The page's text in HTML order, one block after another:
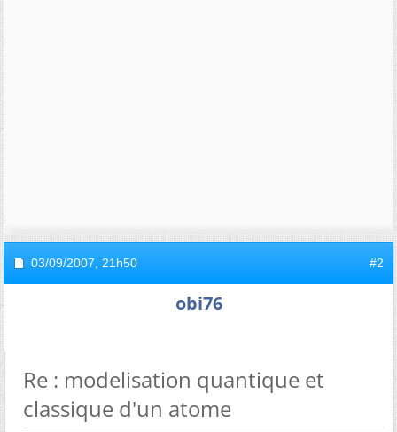
03/09/2007, 21h50 #2
obi76
Re : modelisation quantique et
classique d'un atome